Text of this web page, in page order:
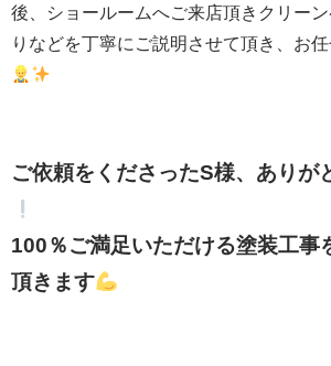
後、ショールームへご来店頂きクリー
りなどを丁寧にご説明させて頂き、お
ご依頼をくださったS様、ありが
100％ご満足いただける塗装工事
頂きます